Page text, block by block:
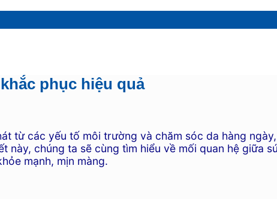
phục hiệu quả
từ các yếu tố môi trường và chăm sóc da hàng
này, chúng ta sẽ cùng tìm hiểu về mối quan hệ giữa
mạnh, mịn màng.